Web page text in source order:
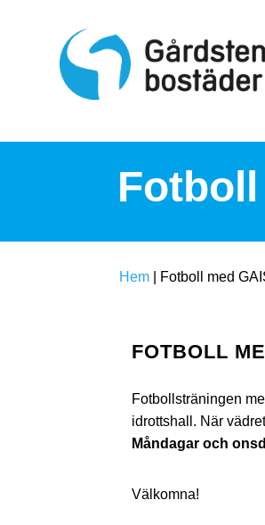
Hem Fotboll med
FOTBOLL
Fotbollsträningen
idrottshall. När
Måndagar och
Välkomna!